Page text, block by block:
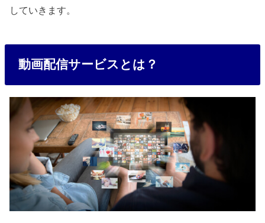
していきます。
動画配信サービスとは？